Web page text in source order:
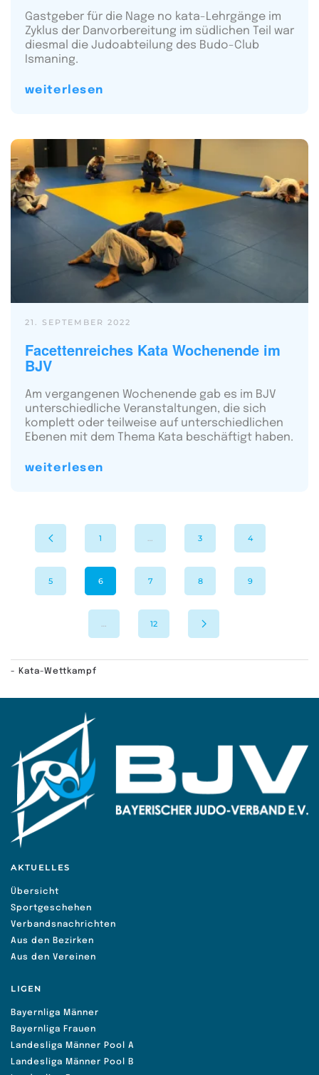
Gastgeber für die Nage no kata-Lehrgänge im
Zyklus der Danvorbereitung im südlichen Teil war
diesmal die Judoabteilung des Budo-Club
Ismaning.
weiterlesen
21. SEPTEMBER 2022
Facettenreiches Kata Wochenende im
BJV
Am vergangenen Wochenende gab es im BJV
unterschiedliche Veranstaltungen, die sich
komplett oder teilweise auf unterschiedlichen
Ebenen mit dem Thema Kata beschäftigt haben.
weiterlesen
1 … 3 4
5 6 7 8 9
… 12
- Kata-Wettkampf
AKTUELLES
Übersicht
Sportgeschehen
Verbandsnachrichten
Aus den Bezirken
Aus den Vereinen
LIGEN
Bayernliga Männer
Bayernliga Frauen
Landesliga Männer Pool A
Landesliga Männer Pool B